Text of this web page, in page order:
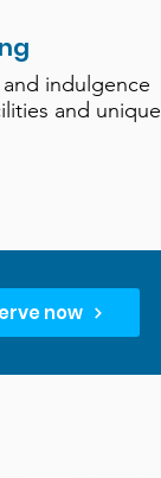
indulgence
and unique
now